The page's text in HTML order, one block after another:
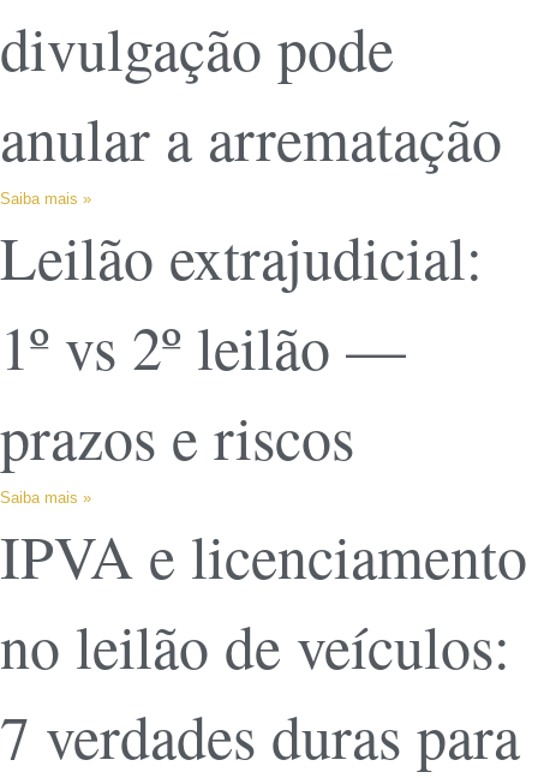
divulgação pode
anular a arrematação
Saiba mais »
Leilão extrajudicial:
1º vs 2º leilão —
prazos e riscos
Saiba mais »
IPVA e licenciamento
no leilão de veículos:
7 verdades duras para